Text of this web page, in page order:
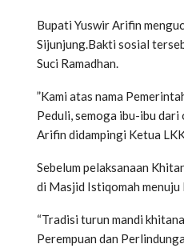
Bupati Yuswir Arifin
Sijunjung.Bakti sosial
Suci Ramadhan.
”Kami atas nama
Peduli, semoga ibu-ibu
Arifin didampingi Ketua
Sebelum pelaksanaan
di Masjid Istiqomah
“Tradisi turun mandi
Perempuan dan